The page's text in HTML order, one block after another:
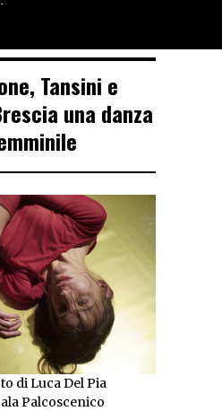
Tansini e
una danza
di Luca Del Pia
Palcoscenico